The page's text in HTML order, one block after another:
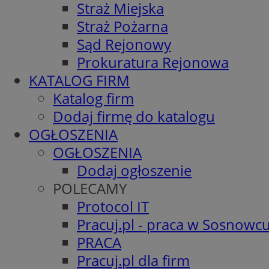
Straż Miejska
Straż Pożarna
Sąd Rejonowy
Prokuratura Rejonowa
KATALOG FIRM
Katalog firm
Dodaj firmę do katalogu
OGŁOSZENIA
OGŁOSZENIA
Dodaj ogłoszenie
POLECAMY
Protocol IT
Pracuj.pl - praca w
PRACA
Pracuj.pl dla firm